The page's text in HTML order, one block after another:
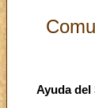
Ayuda del